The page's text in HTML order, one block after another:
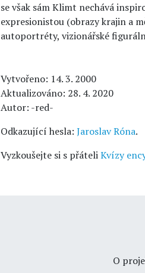
se však sám Klimt nechává
expresionistou (obrazy krajin a
autoportréty, vizionářské
Vytvořeno: 14. 3. 2000
Aktualizováno: 28. 4. 2020
Autor: -red-
Odkazující hesla: Jaroslav Róna.
Vyzkoušejte si s přáteliKvízy
O